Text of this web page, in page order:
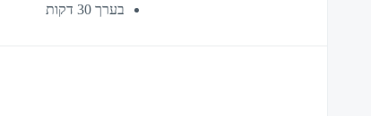
בערך 30 דקות